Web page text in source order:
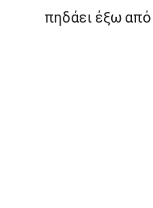
πηδάει έξω από